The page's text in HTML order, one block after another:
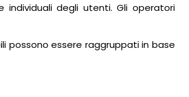
degli utenti. Gli operatori
possono essere raggruppati in base